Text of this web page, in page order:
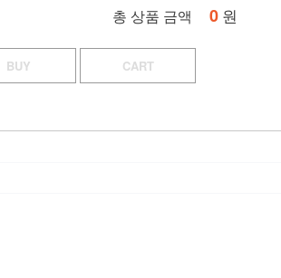
총 상품 금액 0 원
BUY CART